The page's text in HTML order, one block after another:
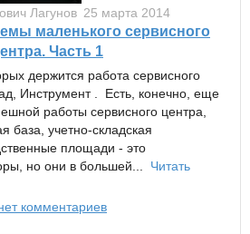
Лагунов 25 марта 2014
маленького сервисного
Часть 1
держится работа сервисного
Инструмент . Есть, конечно, еще
работы сервисного центра,
база, учетно-складская
площади - это
но они в большей... Читать
комментариев